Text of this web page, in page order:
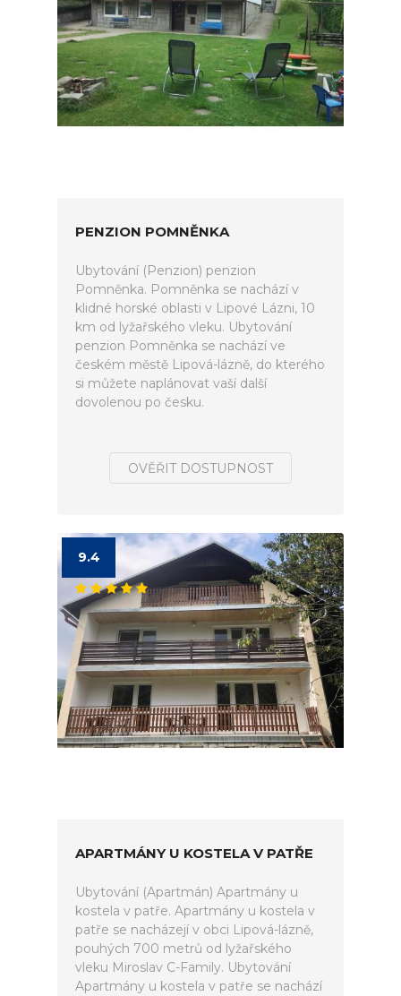
PENZION POMNĚNKA
Ubytování (Penzion) penzion
Pomněnka. Pomněnka se nachází v
klidné horské oblasti v Lipové Lázni, 10
km od lyžařského vleku. Ubytování
penzion Pomněnka se nachází ve
českém městě Lipová-lázně, do kterého
si můžete naplánovat vaší další
dovolenou po česku.
OVĚŘIT DOSTUPNOST
9.4
APARTMÁNY U KOSTELA V PATŘE
Ubytování (Apartmán) Apartmány u
kostela v patře. Apartmány u kostela v
patře se nacházejí v obci Lipová-lázně,
pouhých 700 metrů od lyžařského
vleku Miroslav C-Family. Ubytování
Apartmány u kostela v patře se nachází